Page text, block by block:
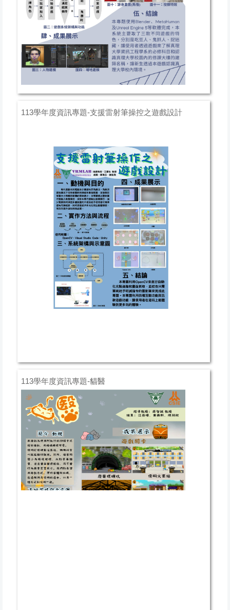
113學年度資訊專題-支援雷射筆操控之遊戲設計
113學年度資訊專題-貓醫